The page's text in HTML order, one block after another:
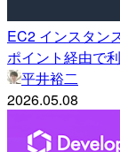
EC2 インスタン
ポイント経由で
平井裕二
2026.05.08